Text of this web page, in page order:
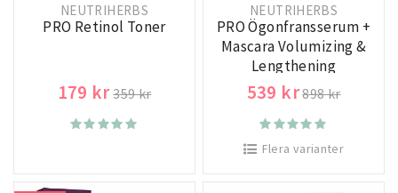
NEUTRIHERBS
PRO Retinol Toner
179 kr359 kr
NEUTRIHERBS
PRO Ögonfransserum +
Mascara Volumizing &
Lengthening
539 kr898 kr
Flera varianter